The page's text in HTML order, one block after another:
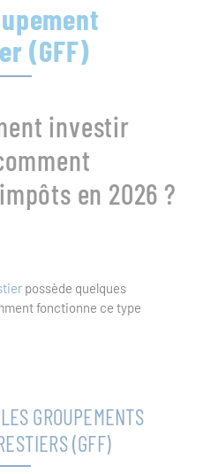
(GFF)
investir
en 2026 ?
possède quelques
fonctionne ce type
GROUPEMENTS
(GFF)